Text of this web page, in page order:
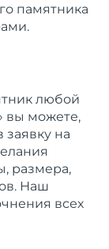
памятника
любой
вы можете,
заявку на
размера,
Наш
всех